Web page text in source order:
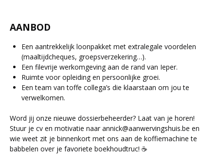
AANBOD
Een aantrekkelijk loonpakket met extralegale voordelen
(maaltijdcheques, groepsverzekering…).
Een filevrije werkomgeving aan de rand van Ieper.
Ruimte voor opleiding en persoonlijke groei.
Een team van toffe collega’s die klaarstaan om jou te
verwelkomen.
Word jij onze nieuwe dossierbeheerder? Laat van je horen!
Stuur je cv en motivatie naar annick@aanwervingshuis.be en
wie weet zit je binnenkort met ons aan de koffiemachine te
babbelen over je favoriete boekhoudtruc! ☕